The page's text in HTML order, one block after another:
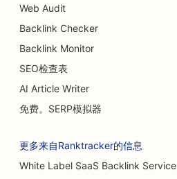
烧伤外科医生的搜索引擎优化
咖啡馆搜索引擎优化
蛋糕店搜索引擎优化
地毯和地板店搜索引擎优化
Web Audit
Backlink Checker
Backlink Monitor
SEO检查表
AI Article Writer
免费。SERP模拟器
更多来自Ranktracker的信息
White Label SaaS Backlink Service